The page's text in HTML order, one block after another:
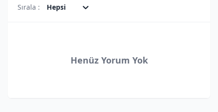
Sırala :
Hepsi
Henüz Yorum Yok